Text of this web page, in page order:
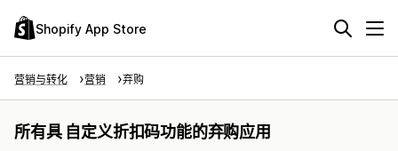
Shopify App Store
营销与转化 营销 弃购
所有具 自定义折扣码功能的弃购应用